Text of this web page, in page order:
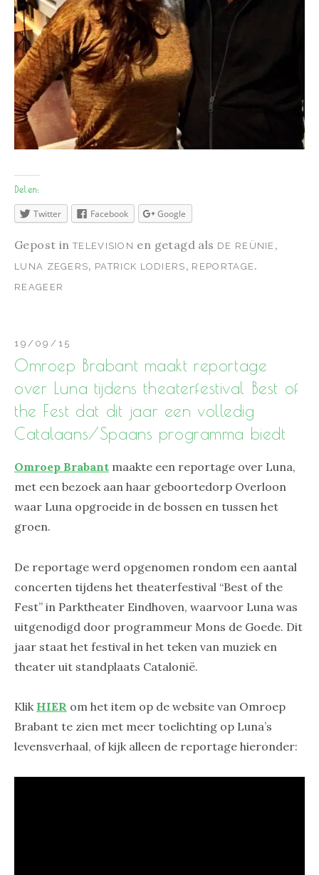
Delen:
Twitter Facebook Google
Gepost inTELEVISION en getagd als DE REÜNIE ,
LUNA ZEGERS, PATRICK LODIERS , REPORTAGE .
REAGEER
Omroep Brabant maakt reportage
over Luna tijdens theaterfestival Best of
the Fest dat dit jaar een volledig
Catalaans/Spaans programma biedt
19/09/15
Omroep Brabant maakte een reportage over Luna,
met een bezoek aan haar geboortedorp Overloon
waar Luna opgroeide in de bossen en tussen het
groen.
De reportage werd opgenomen rondom een aantal
concerten tijdens het theaterfestival “Best of the
Fest” in Parktheater Eindhoven, waarvoor Luna was
uitgenodigd door programmeur Mons de Goede. Dit
jaar staat het festival in het teken van muziek en
theater uit standplaats Catalonië.
Klik HIER om het item op de website van Omroep
Brabant te zien met meer toelichting op Luna’s
levensverhaal, of kijk alleen de reportage hieronder: